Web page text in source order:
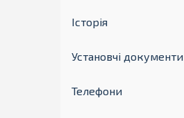
Історія
Установчі документи
Телефони